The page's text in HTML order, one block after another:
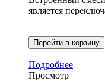
является
Перейти в корзину
Подробнее
Просмотр